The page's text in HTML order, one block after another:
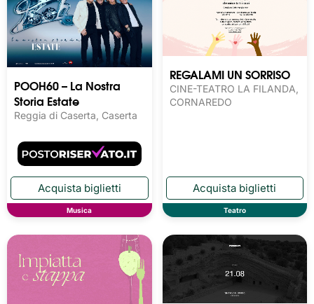
POOH60 – La Nostra
Storia Estate
Reggia di Caserta, Caserta
Musica
REGALAMI UN SORRISO
CINE-TEATRO LA FILANDA,
CORNAREDO
Teatro